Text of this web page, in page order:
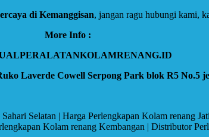
di Kemanggisan, jangan ragu hubungi kami,
More Info :
Laverde Cowell Serpong Park blok R5 No.5
Selatan | Harga Perlengkapan Kolam renang
Kolam renang Kembangan | Distributor